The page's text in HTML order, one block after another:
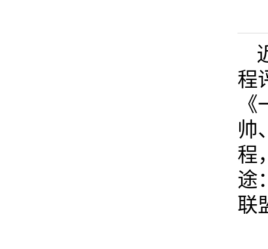
程
帅
程
途
联